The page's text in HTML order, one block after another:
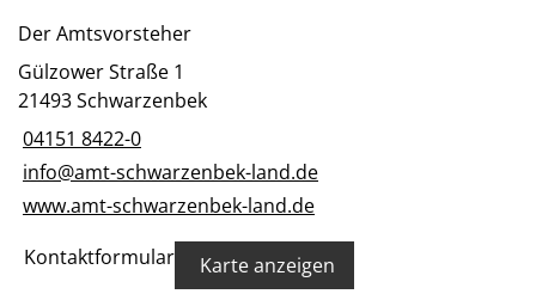
Der Amtsvorsteher
Gülzower Straße 1
21493 Schwarzenbek
04151 8422-0
info@amt-schwarzenbek-land.de
www.amt-schwarzenbek-land.de
Kontaktformular
Karte anzeigen